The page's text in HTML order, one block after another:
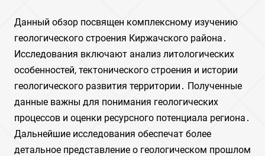
Данный обзор посвящен комплексному изучению
геологического строения Киржачского района․
Исследования включают анализ литологических
особенностей, тектонического строения и истории
геологического развития территории․ Полученные
данные важны для понимания геологических
процессов и оценки ресурсного потенциала региона․
Дальнейшие исследования обеспечат более
детальное представление о геологическом прошлом